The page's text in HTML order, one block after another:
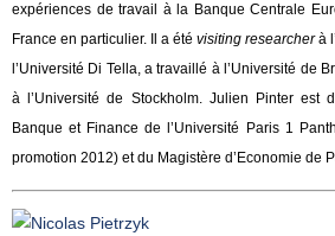
expériences de travail à la Banque Centrale
France en particulier. Il a été visiting researcherà
l’Université Di Tella, a travaillé à l’Université de
à l’Université de Stockholm. Julien Pinter est
Banque et Finance de l’Université Paris 1
promotion 2012) et du Magistère d’Economie de